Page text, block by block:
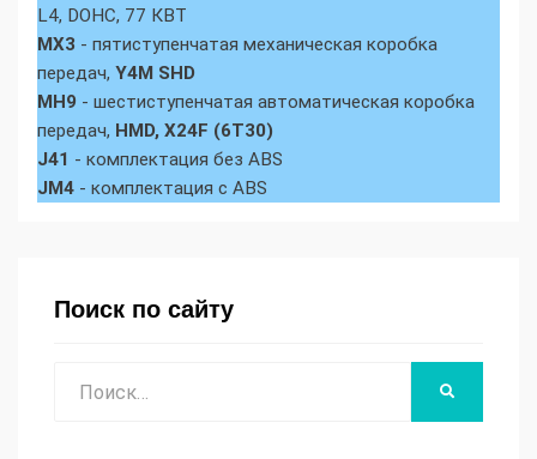
L4, DOHC, 77 КВТ
MX3 - пятиступенчатая механическая коробка
передач, Y4M SHD
MH9 - шестиступенчатая автоматическая коробка
передач, HMD, X24F (6T30)
J41 - комплектация без ABS
JM4 - комплектация с ABS
Поиск по сайту